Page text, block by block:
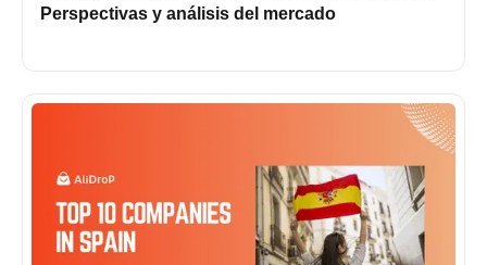
Perspectivas y análisis del mercado